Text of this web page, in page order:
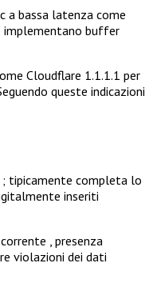
a bassa latenza come
implementano buffer
Cloudflare 1.1.1.1 per
queste indicazioni
; tipicamente completa lo
inseriti
, presenza
violazioni dei dati